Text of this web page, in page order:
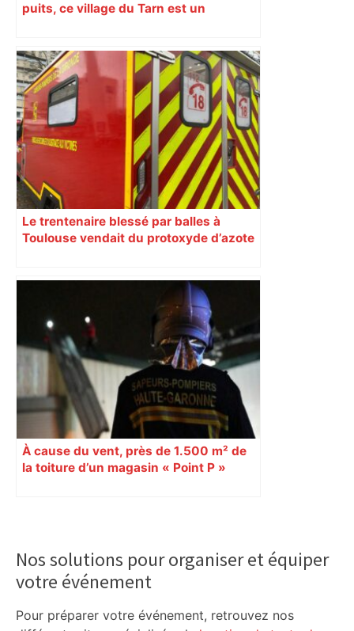
puits, ce village du Tarn est un
Le trentenaire blessé par balles à
Toulouse vendait du protoxyde d’azote
À cause du vent, près de 1.500 m² de
la toiture d’un magasin « Point P »
Sidebar
Nos solutions pour organiser et équiper
votre événement
Pour préparer votre événement, retrouvez nos